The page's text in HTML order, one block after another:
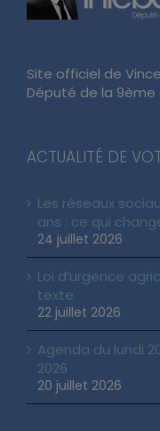
Site officiel de
Député de la 9ème
ACTUALITÉ DE
Les réseaux
ans : ce qui
24 juillet 2026
Loi d’urgence
texte
22 juillet 2026
Agenda du lundi
2026
20 juillet 2026